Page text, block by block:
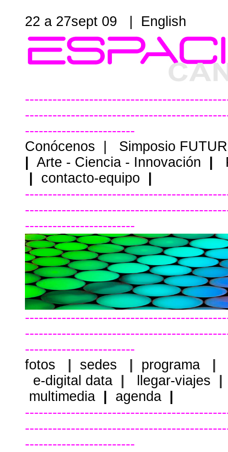
22 a 27sept 09 | English
------------------------
Conócenos
Simposio
Arte - Ciencia - Innovación
contacto-equipo
------------------------
------------------------
fotos
sedes programa
e-digital data
llegar-viajes
multimedia
agenda
------------------------